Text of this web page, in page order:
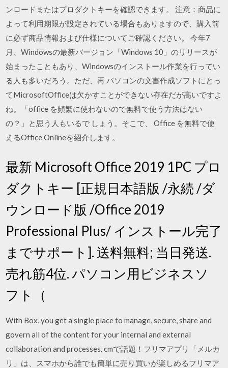
ンロードまたはプロダクトキーを確認できます。 注意：商品に
よって利用期限が設定されている場合もありますので、購入前
に必ず商品情報および仕様についてご確認ください。 今年7
月、Windowsの最新バージョン「Windows 10」のリリースが
始まったこともあり、Windowsのインストール作業を行ってい
る人も多いだろう。ただ、再 パソコンの文書作成ソフトにとっ
てMicrosoftOfficeは欠かすことができない存在だが高いですよ
ね。「office を頻繁に使わないので無料で使う方法はない
の？」と思う人もいるで しょう。そこで、 Office を無料で使
えるOffice Onlineを紹介します。
最新 Microsoft Office 2019 1PC プロ
ダクトキー [正規日本語版 /永続 /ダ
ウンロード版 /Office 2019
Professional Plus/ インストール完了
までサポート]. 送料無料; 当日発送.
売れ筋4位. パソコン用ビジネスソ
フト（
With Box, you get a single place to manage, secure, share and
govern all of the content for your internal and external
collaboration and processes. cmで話題！フリマアプリ「メルカ
リ」は、スマホから誰でも簡単に売り買いが楽しめるフリマア